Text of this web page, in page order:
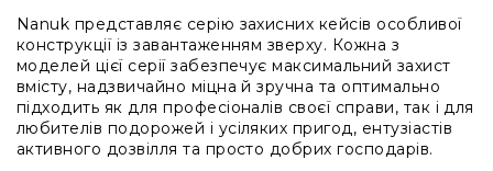
системи
Моніторінг
(IEM)
Приймачі
Передавачі
Nanuk представляє серію захисних кейсів особливої
конструкції із завантаженням зверху. Кожна з
моделей цієї серії забезпечує максимальний захист
вмісту, надзвичайно міцна й зручна та оптимально
підходить як для професіоналів своєї справи, так і для
любителів подорожей і усіляких пригод, ентузіастів
активного дозвілля та просто добрих господарів.